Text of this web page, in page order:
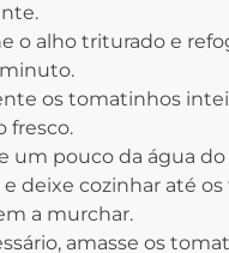
o alho triturado e
os tomatinhos
fresco.
um pouco da água
e deixe cozinhar até
a murchar.
amasse os